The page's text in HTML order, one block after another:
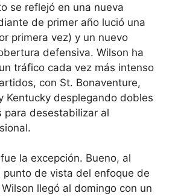
se reflejó en una nueva
de primer año lució una
primera vez) y un nuevo
defensiva. Wilson ha
tráfico cada vez más intenso
con St. Bonaventure,
Kentucky desplegando dobles
para desestabilizar al
la excepción. Bueno, al
punto de vista del enfoque de
llegó al domingo con un